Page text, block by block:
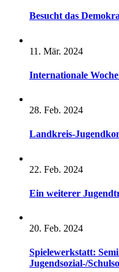
Besucht das
11. Mär. 2024
Internationale
28. Feb. 2024
Landkreis-
22. Feb. 2024
Ein weiterer
20. Feb. 2024
Spielewerkstatt:
Jugendsozial-/